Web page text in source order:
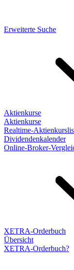
Erweiterte Suche
Aktienkurse
Aktienkurse
Realtime-
Dividendenkalender
Online-Broker-
XETRA-Orderbuch
Übersicht
XETRA-Orderbuch?